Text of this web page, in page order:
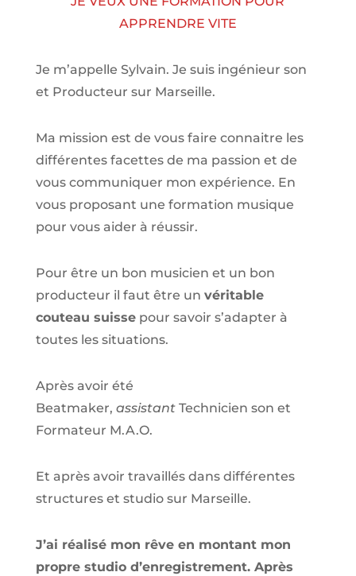
APPRENDRE VITE
Je m’appelle Sylvain. Je suis ingénieur son
et Producteur sur Marseille.
Ma mission est de vous faire connaitre les
différentes facettes de ma passion et de
vous communiquer mon expérience. En
vous proposant une formation musique
pour vous aider à réussir.
Pour être un bon musicien et un bon
producteur il faut être un véritable
couteau suissepour savoir s’adapter à
toutes les situations.
Après avoir été
Beatmaker, assistant Technicien son et
Formateur M.A.O.
Et après avoir travaillés dans différentes
structures et studio sur Marseille.
J’ai réalisé mon rêve en montant mon
propre studio d’enregistrement. Après